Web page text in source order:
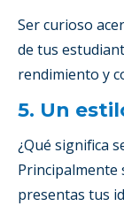
Ser curioso
de tus
rendimiento y
5. Un
¿Qué significa
Principalmente
presentas tus